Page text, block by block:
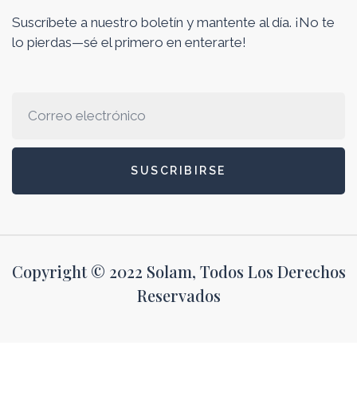
Suscríbete a nuestro boletín y mantente al día. ¡No te
lo pierdas—sé el primero en enterarte!
SUSCRIBIRSE
Copyright © 2022 Solam, Todos Los Derechos
Reservados